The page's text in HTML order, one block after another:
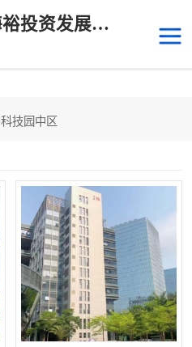
深圳市海裕投资发展有限公司
科技园中区
南山华侨城
深圳湾科技生态园
宝安中心区
福田车公庙
南山南油